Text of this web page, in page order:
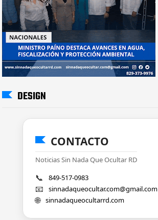
DESIGN
CONTACTO
Noticias Sin Nada Que Ocultar RD
📞 849-517-0983
📧 sinnadaqueocultar.com@gmail.com
🌐 sinnadaqueocultarrd.com